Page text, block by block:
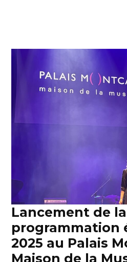
Lancement de la
programmation
2025 au Palais
Maison de la